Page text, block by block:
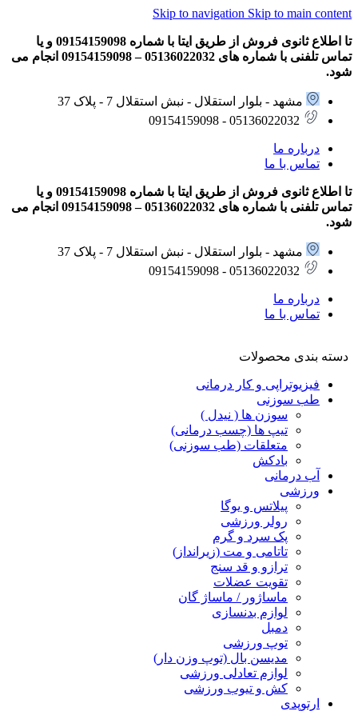
Skip to navigation Skip to main content
تا اطلاع ثانوی فروش از طریق ایتا با شماره 09154159098 و یا
تماس تلفنی با شماره های 05136022032 – 09154159098 انجام می
شود.
مشهد - بلوار استقلال - نبش استقلال 7 - پلاک 37
05136022032 - 09154159098
درباره ما
تماس با ما
تا اطلاع ثانوی فروش از طریق ایتا با شماره 09154159098 و یا
تماس تلفنی با شماره های 05136022032 – 09154159098 انجام می
شود.
مشهد - بلوار استقلال - نبش استقلال 7 - پلاک 37
05136022032 - 09154159098
درباره ما
تماس با ما
دسته بندی محصولات
فیزیوتراپی و کار درمانی
طب سوزنی
سوزن ها ( نیدل )
تیپ ها (چسب درمانی)
متعلقات (طب سوزنی)
بادکش
آب درمانی
ورزشی
پیلاتس و یوگا
رولر ورزشی
پک سرد و گرم
تاتامی و مت (زیرانداز)
ترازو و قد سنج
تقویت عضلات
ماساژور / ماساژ گان
لوازم بدنسازی
دمبل
توپ ورزشی
مدیسن بال (توپ وزن دار)
لوازم تعادلی ورزشی
کش و تیوب ورزشی
ارتوپدی